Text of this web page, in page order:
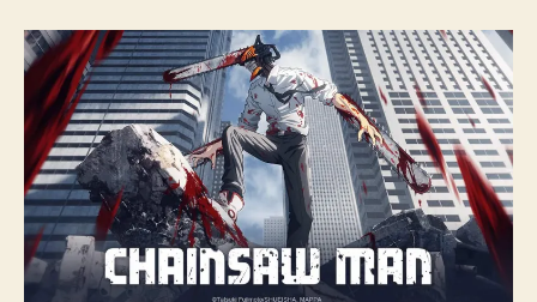
r
d
o
p
o
s
t
d
e
p
u
b
l
c
a
ç
ã
n
i
m
e
:
C
h
a
i
n